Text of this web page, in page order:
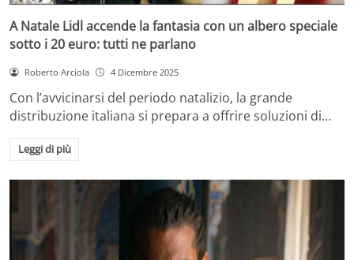
A Natale Lidl accende la fantasia con un albero speciale
sotto i 20 euro: tutti ne parlano
Roberto Arciola 4 Dicembre 2025
Con l’avvicinarsi del periodo natalizio, la grande
distribuzione italiana si prepara a offrire soluzioni di…
Leggi di più